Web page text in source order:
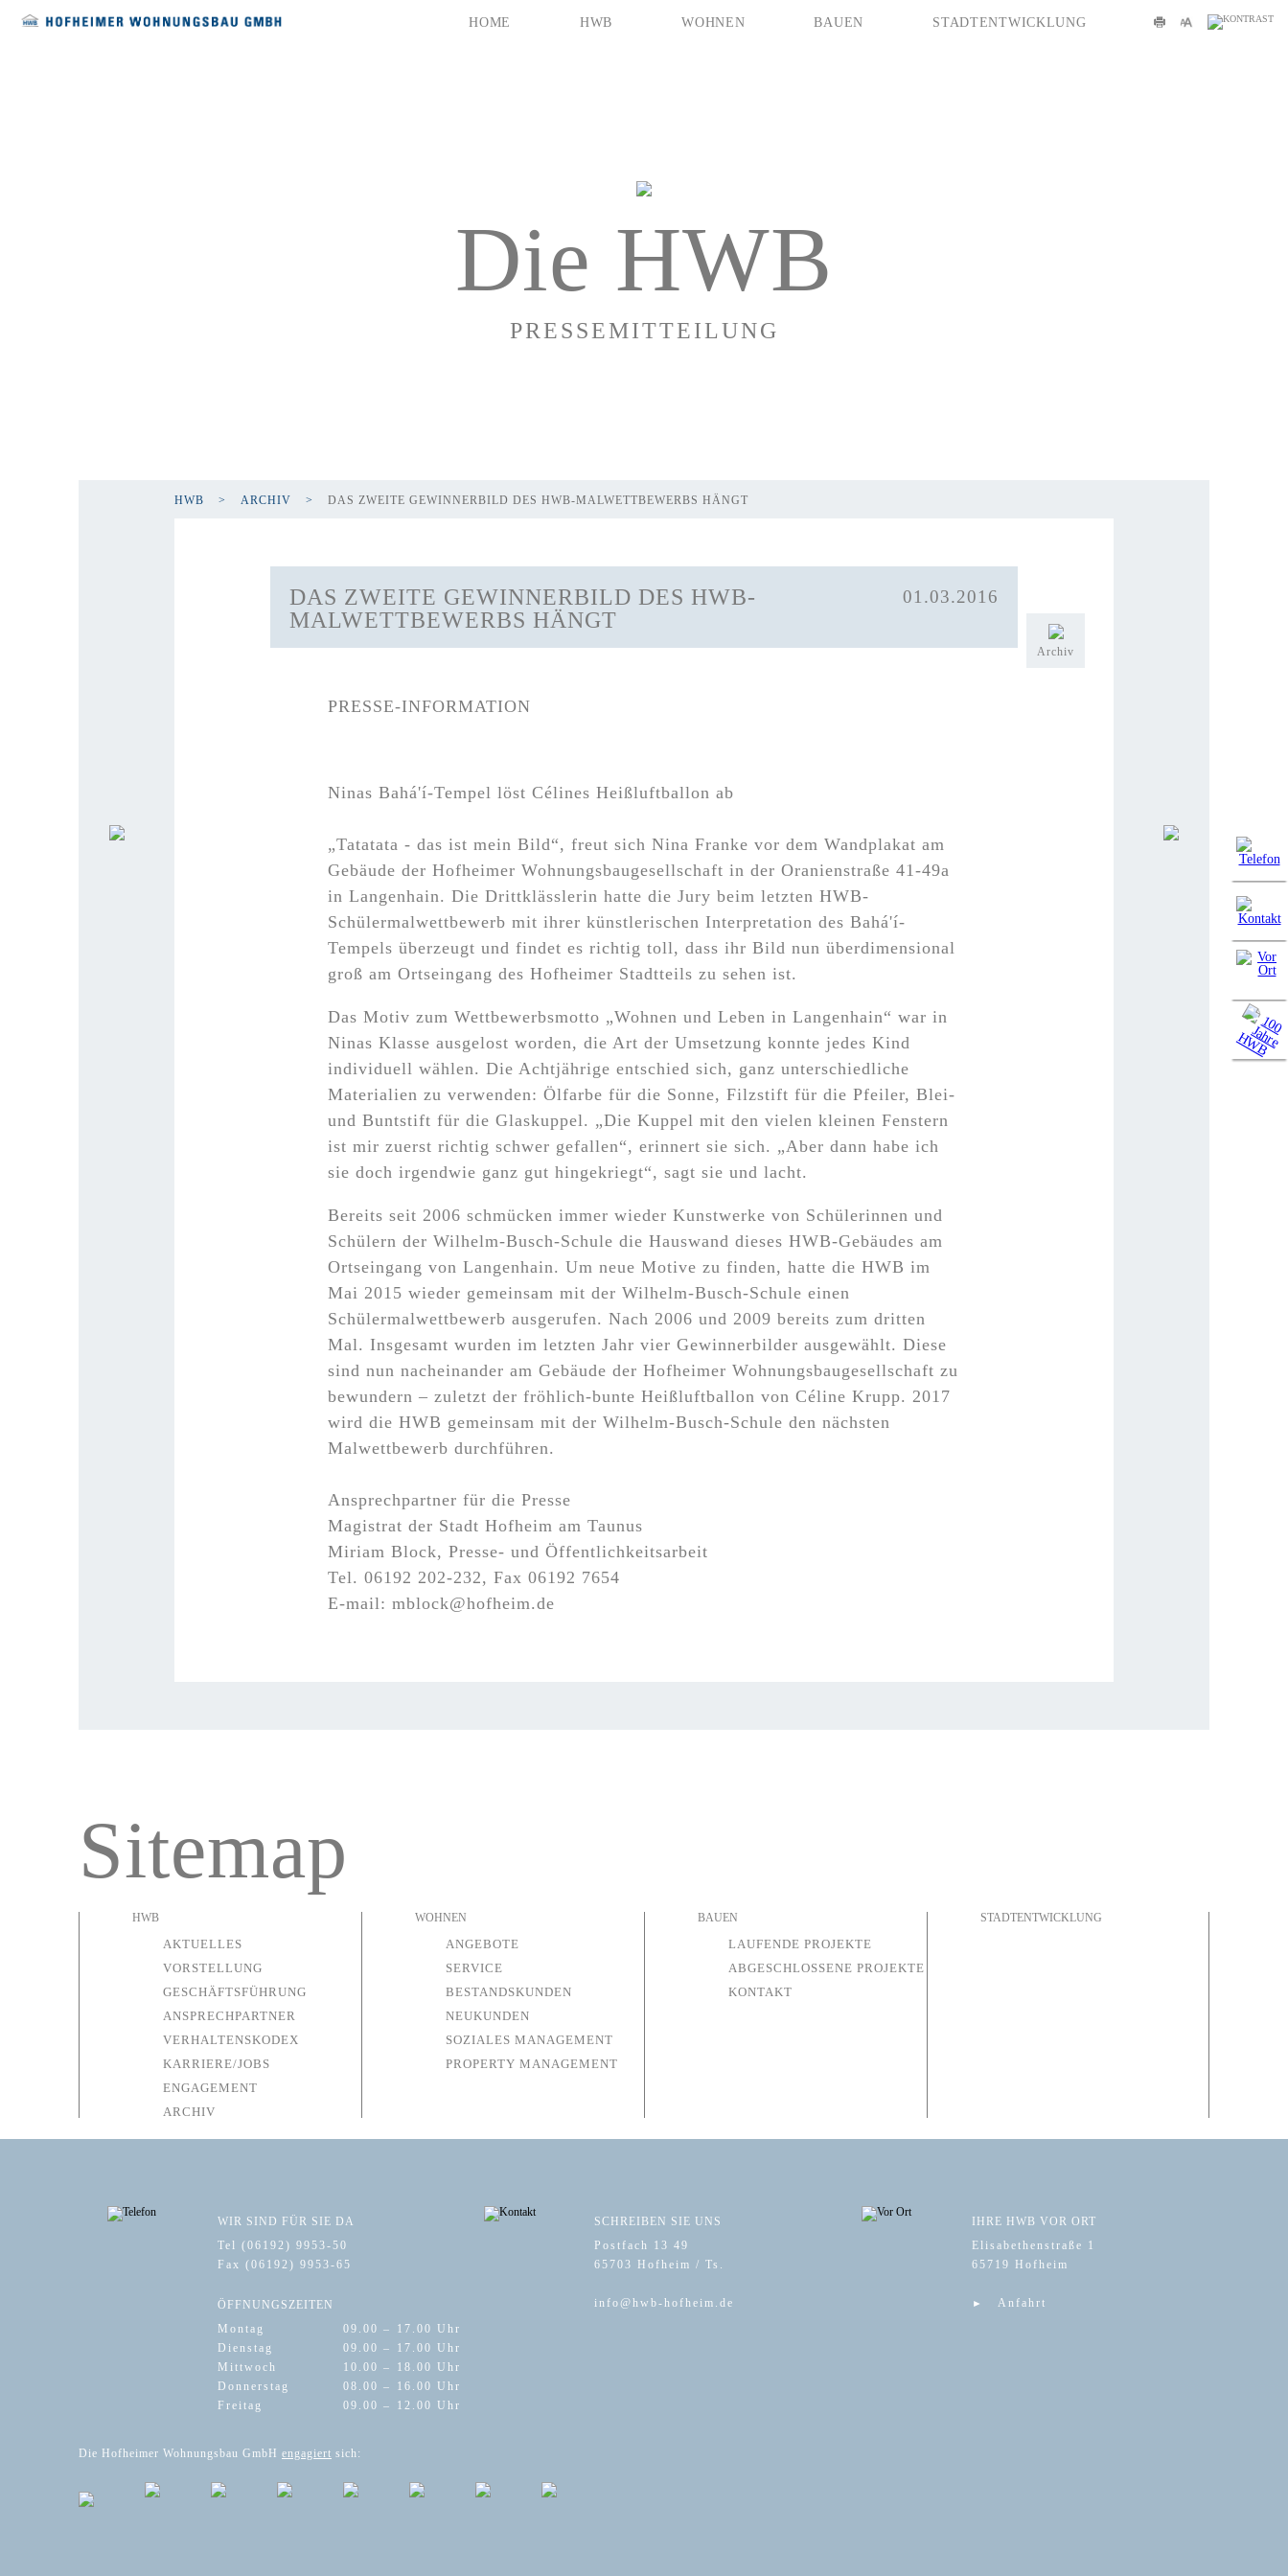
HOME HWB WOHNEN BAUEN STADTENTWICKLUNG
Die HWB
PRESSEMITTEILUNG
HWB ARCHIV DAS ZWEITE GEWINNERBILD DES HWB-MALWETTBEWERBS HÄNGT
Archiv
01.03.2016
DAS ZWEITE GEWINNERBILD DES HWB-
MALWETTBEWERBS HÄNGT
PRESSE-INFORMATION
Ninas Bahá'í-Tempel löst Célines Heißluftballon ab
„Tatatata - das ist mein Bild“, freut sich Nina Franke vor dem Wandplakat am
Gebäude der Hofheimer Wohnungsbaugesellschaft in der Oranienstraße 41-49a
in Langenhain. Die Drittklässlerin hatte die Jury beim letzten HWB-
Schülermalwettbewerb mit ihrer künstlerischen Interpretation des Bahá'í-
Tempels überzeugt und findet es richtig toll, dass ihr Bild nun überdimensional
groß am Ortseingang des Hofheimer Stadtteils zu sehen ist.
Das Motiv zum Wettbewerbsmotto „Wohnen und Leben in Langenhain“ war in
Ninas Klasse ausgelost worden, die Art der Umsetzung konnte jedes Kind
individuell wählen. Die Achtjährige entschied sich, ganz unterschiedliche
Materialien zu verwenden: Ölfarbe für die Sonne, Filzstift für die Pfeiler, Blei-
und Buntstift für die Glaskuppel. „Die Kuppel mit den vielen kleinen Fenstern
ist mir zuerst richtig schwer gefallen“, erinnert sie sich. „Aber dann habe ich
sie doch irgendwie ganz gut hingekriegt“, sagt sie und lacht.
Bereits seit 2006 schmücken immer wieder Kunstwerke von Schülerinnen und
Schülern der Wilhelm-Busch-Schule die Hauswand dieses HWB-Gebäudes am
Ortseingang von Langenhain. Um neue Motive zu finden, hatte die HWB im
Mai 2015 wieder gemeinsam mit der Wilhelm-Busch-Schule einen
Schülermalwettbewerb ausgerufen. Nach 2006 und 2009 bereits zum dritten
Mal. Insgesamt wurden im letzten Jahr vier Gewinnerbilder ausgewählt. Diese
sind nun nacheinander am Gebäude der Hofheimer Wohnungsbaugesellschaft zu
bewundern – zuletzt der fröhlich-bunte Heißluftballon von Céline Krupp. 2017
wird die HWB gemeinsam mit der Wilhelm-Busch-Schule den nächsten
Malwettbewerb durchführen.
Ansprechpartner für die Presse
Magistrat der Stadt Hofheim am Taunus
Miriam Block, Presse- und Öffentlichkeitsarbeit
Tel. 06192 202-232, Fax 06192 7654
E-mail: mblock@hofheim.de
Sitemap
HWB
AKTUELLES
VORSTELLUNG
GESCHÄFTSFÜHRUNG
ANSPRECHPARTNER
VERHALTENSKODEX
KARRIERE/JOBS
ENGAGEMENT
ARCHIV
WOHNEN
ANGEBOTE
SERVICE
BESTANDSKUNDEN
NEUKUNDEN
SOZIALES MANAGEMENT
PROPERTY MANAGEMENT
BAUEN
LAUFENDE PROJEKTE
ABGESCHLOSSENE PROJEKTE
KONTAKT
STADTENTWICKLUNG
WIR SIND FÜR SIE DA
Tel (06192) 9953-50
Fax (06192) 9953-65
ÖFFNUNGSZEITEN
Montag
09.00 –
17.00 Uhr
Dienstag
09.00 –
17.00 Uhr
Mittwoch
10.00 –
18.00 Uhr
Donnerstag
08.00 –
16.00 Uhr
Freitag
09.00 – 12.00 Uhr
SCHREIBEN SIE UNS
Postfach 13 49
65703 Hofheim / Ts.
info@hwb-hofheim.de
IHRE HWB VOR ORT
Elisabethenstraße 1
65719 Hofheim
Anfahrt
Die Hofheimer Wohnungsbau GmbH engagiert sich: